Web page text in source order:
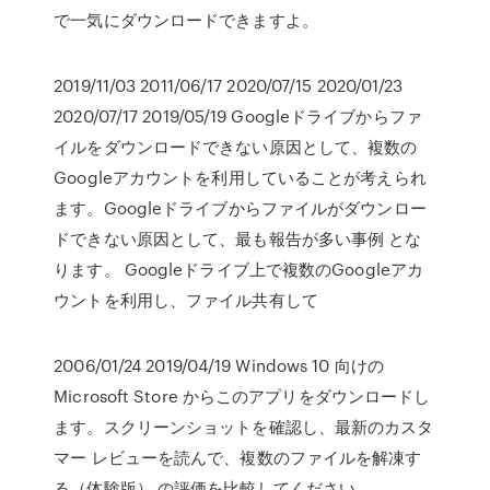
で一気にダウンロードできますよ。
2019/11/03 2011/06/17 2020/07/15 2020/01/23
2020/07/17 2019/05/19 Googleドライブからファ
イルをダウンロードできない原因として、複数の
Googleアカウントを利用していることが考えられ
ます。Googleドライブからファイルがダウンロー
ドできない原因として、最も報告が多い事例 とな
ります。 Googleドライブ上で複数のGoogleアカ
ウントを利用し、ファイル共有して
2006/01/24 2019/04/19 Windows 10 向けの
Microsoft Store からこのアプリをダウンロードし
ます。スクリーンショットを確認し、最新のカスタ
マー レビューを読んで、複数のファイルを解凍す